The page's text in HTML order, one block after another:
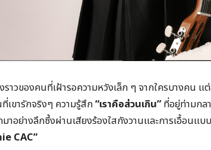
ราวของคนที่เฝ้ารอความหวังเล็ก ๆ จากใครบางคน
ขารักจริงๆ ความรู้สึก“เราคือส่วนเกิน” ที่อยู่ท่ามกล
าอย่างลึกซึ้งผ่านเสียงร้องใสกังวานและการเอื้อนแ
CAC”